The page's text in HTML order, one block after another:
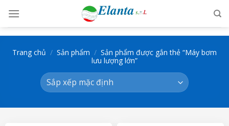
content
Trang chủ / Sản phẩm / Sản phẩm được gắn thẻ “Máy bơm
lưu lượng lớn”